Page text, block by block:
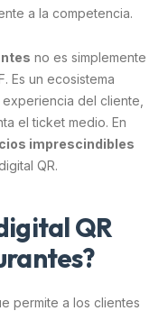
a la competencia.
no es simplemente
Es un ecosistema
del cliente,
el ticket medio. En
imprescindibles
QR.
QR
permite a los clientes